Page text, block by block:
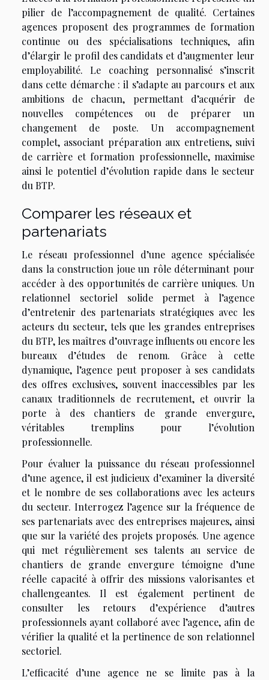
pilier de l’accompagnement de qualité. Certaines
agences proposent des programmes de formation
continue ou des spécialisations techniques, afin
d’élargir le profil des candidats et d’augmenter leur
employabilité. Le coaching personnalisé s’inscrit
dans cette démarche : il s’adapte au parcours et aux
ambitions de chacun, permettant d’acquérir de
nouvelles compétences ou de préparer un
changement de poste. Un accompagnement
complet, associant préparation aux entretiens, suivi
de carrière et formation professionnelle, maximise
ainsi le potentiel d’évolution rapide dans le secteur
du BTP.
Comparer les réseaux et
partenariats
Le réseau professionnel d’une agence spécialisée
dans la construction joue un rôle déterminant pour
accéder à des opportunités de carrière uniques. Un
relationnel sectoriel solide permet à l’agence
d’entretenir des partenariats stratégiques avec les
acteurs du secteur, tels que les grandes entreprises
du BTP, les maîtres d’ouvrage influents ou encore les
bureaux d’études de renom. Grâce à cette
dynamique, l’agence peut proposer à ses candidats
des offres exclusives, souvent inaccessibles par les
canaux traditionnels de recrutement, et ouvrir la
porte à des chantiers de grande envergure,
véritables tremplins pour l’évolution
professionnelle.
Pour évaluer la puissance du réseau professionnel
d’une agence, il est judicieux d’examiner la diversité
et le nombre de ses collaborations avec les acteurs
du secteur. Interrogez l’agence sur la fréquence de
ses partenariats avec des entreprises majeures, ainsi
que sur la variété des projets proposés. Une agence
qui met régulièrement ses talents au service de
chantiers de grande envergure témoigne d’une
réelle capacité à offrir des missions valorisantes et
challengeantes. Il est également pertinent de
consulter les retours d’expérience d’autres
professionnels ayant collaboré avec l’agence, afin de
vérifier la qualité et la pertinence de son relationnel
sectoriel.
L’efficacité d’une agence ne se limite pas à la